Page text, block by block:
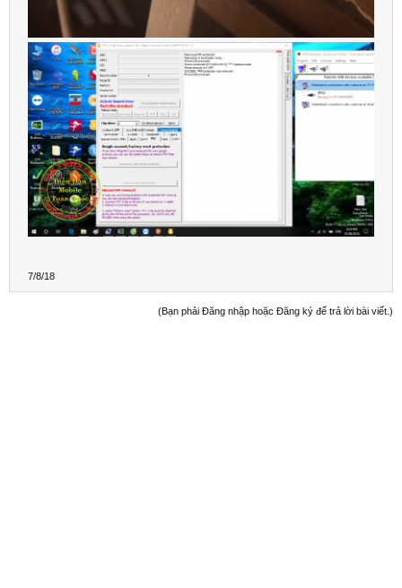
7/8/18
(Bạn phải Đăng nhập hoặc Đăng ký để trả lời bài viết.)